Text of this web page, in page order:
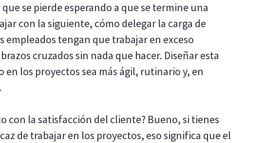
se pierde esperando a que se termine una
con la siguiente, cómo delegar la carga de
tengan que trabajar en exceso
cruzados sin nada que hacer. Diseñar esta
en los proyectos sea más ágil, rutinario y, en
con la satisfacción del cliente? Bueno, si tienes
de trabajar en los proyectos, eso significa que el